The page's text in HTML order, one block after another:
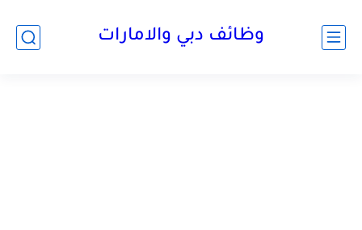
وظائف دبي والامارات